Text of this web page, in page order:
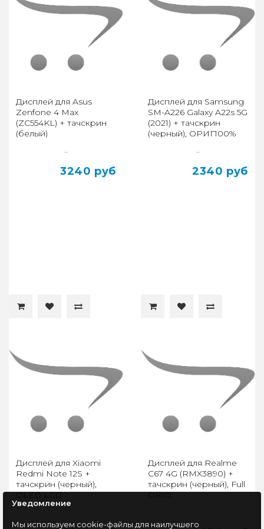
Дисплей для Asus
Zenfone 4 Max
(ZC554KL) + тачскрин
(белый)
..
3240 руб
Дисплей для Samsung
SM-A226 Galaxy A22s 5G
(2021) + тачскрин
(черный), ОРИГ100%
..
2340 руб
Дисплей для Xiaomi
Redmi Note 12S +
тачскрин (черный),
OLED LCD
Дисплей для Realme
C67 4G (RMX3890) +
тачскрин (черный), Full
ORIG
Уведомление
Мы используем cookie-файлы для наилучшего